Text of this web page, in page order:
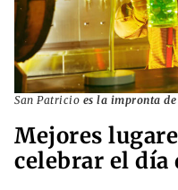
San Patricio es la impronta
Mejores
celebrar el día